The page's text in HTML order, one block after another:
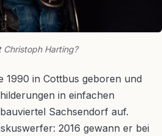
Christoph Harting?
1990 in Cottbus geboren und
in einfachen
Sachsendorf auf.
2016 gewann er bei